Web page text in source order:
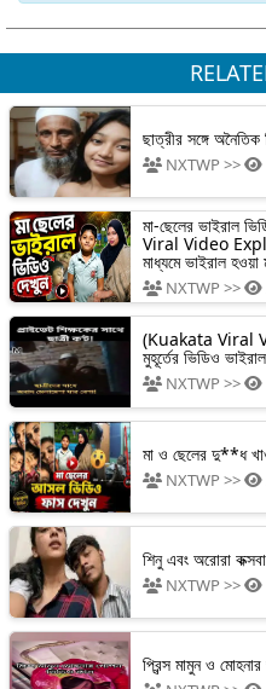
ছাত্রীর সঙ্গে
NXTWP >>
মা-ছেলের ভাইরাল
Viral Video
মাধ্যমে ভাইরাল হওয়া
NXTWP >>
(Kuakata Viral
মুহূর্তের ভিডিও
NXTWP >>
মা ও ছেলের দু**ধ
NXTWP >>
শিনু এবং অরোরা
NXTWP >>
প্রিন্স মামুন ও